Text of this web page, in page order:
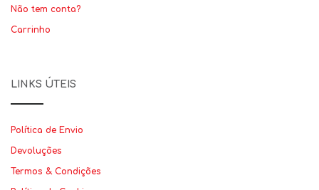
Não tem conta?
Carrinho
LINKS ÚTEIS
Política de Envio
Devoluções
Termos & Condições